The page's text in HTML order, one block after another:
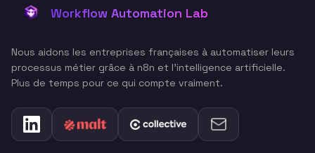
Workflow Automation Lab
Nous aidons les entreprises françaises à automatiser leurs
processus métier grâce à n8n et l'intelligence artificielle.
Plus de temps pour ce qui compte vraiment.